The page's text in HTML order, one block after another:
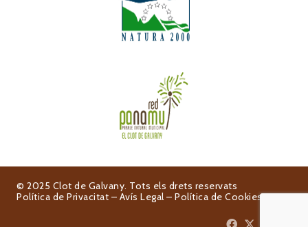
© 2025 Clot de Galvany. Tots els drets reservats
Política de Privacitat – Avís Legal – Política de Cookies